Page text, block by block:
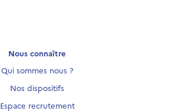
Nous connaître
Qui sommes nous ?
Nos dispositifs
Espace recrutement